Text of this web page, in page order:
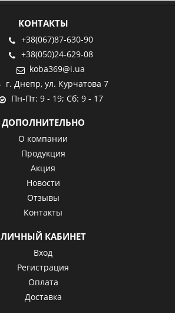
КОНТАКТЫ
+38(067)87-630-90
+38(050)24-629-08
koba369@i.ua
г. Днепр, ул. Курчатова 7
Пн-Пт: 9 - 19; Сб: 9 - 17
ДОПОЛНИТЕЛЬНО
О компании
Продукция
Акция
Новости
Отзывы
Контакты
ЛИЧНЫЙ КАБИНЕТ
Вход
Регистрация
Оплата
Доставка